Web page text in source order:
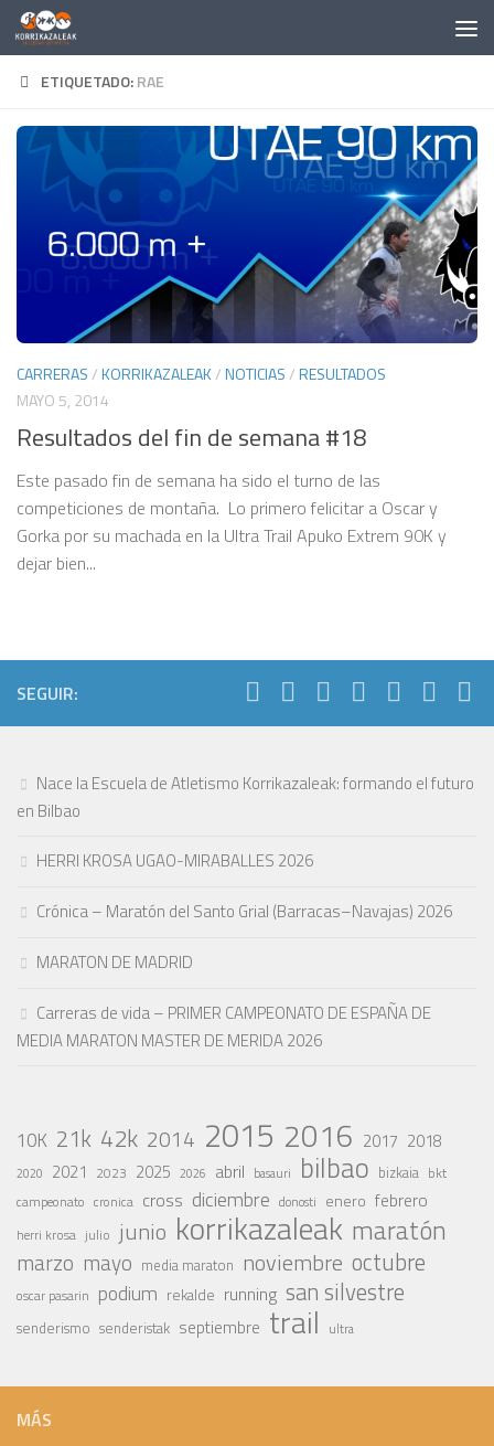
Saltar al contenido
ETIQUETADO:RAE
CARRERAS/KORRIKAZALEAK/NOTICIAS/RESULTADOS
MAYO 5, 2014
Resultados del fin de semana #18
Este pasado fin de semana ha sido el turno de las
competiciones de montaña. Lo primero felicitar a Oscar y
Gorka por su machada en la Ultra Trail Apuko Extrem 90K y
dejar bien...
SEGUIR:
Nace la Escuela de Atletismo Korrikazaleak: formando el futuro
en Bilbao
HERRI KROSA UGAO-MIRABALLES 2026
Crónica – Maratón del Santo Grial (Barracas–Navajas) 2026
MARATON DE MADRID
Carreras de vida – PRIMER CAMPEONATO DE ESPAÑA DE
MEDIA MARATON MASTER DE MERIDA 2026
10K 21k 42k 2014 2015 2016 2017 2018
2020 2021 2023 2025 2026 abril basauri bilbao bizkaia bkt
campeonato cronica cross diciembre donosti enero febrero
herri krosa julio junio korrikazaleak maratón
marzo mayo media maraton noviembre octubre
oscar pasarin podium rekalde running san silvestre
senderismo senderistak septiembre trail ultra
MÁS